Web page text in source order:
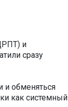
и
сразу
и обменяться
как системный